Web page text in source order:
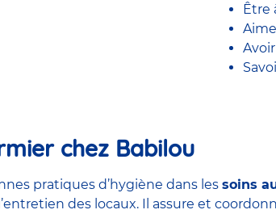
Être
chez Babilou
pratiques d’hygiène dans les soins
des locaux. Il assure et